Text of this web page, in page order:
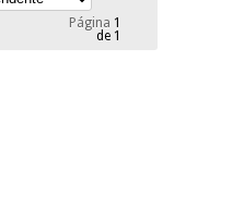
Página 1
de 1